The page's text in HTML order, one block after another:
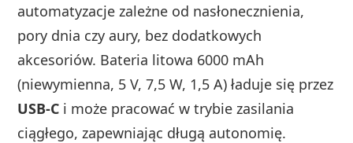
automatyzacje zależne od nasłonecznienia,
pory dnia czy aury, bez dodatkowych
akcesoriów. Bateria litowa 6000 mAh
(niewymienna, 5 V, 7,5 W, 1,5 A) ładuje się przez
USB‑C i może pracować w trybie zasilania
ciągłego, zapewniając długą autonomię.